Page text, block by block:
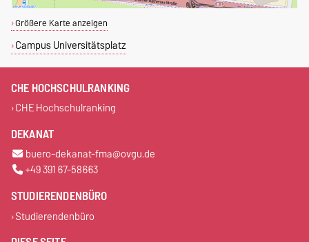
Größere Karte anzeigen
Campus Universitätsplatz
CHE HOCHSCHULRANKING
CHE Hochschulranking
DEKANAT
buero-dekanat-fma@ovgu.de
+49 391 67-58663
STUDIERENDENBÜRO
Studierendenbüro